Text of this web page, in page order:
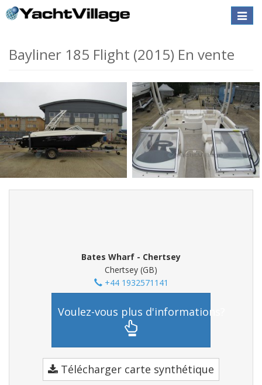
Toggle
Bayliner 185 Flight (2015) En vente
Bates Wharf - Chertsey
Chertsey (GB)
+44 1932571141
Voulez-vous plus d'informations?
Télécharger carte synthétique